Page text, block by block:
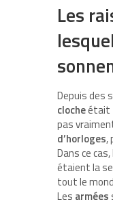
Les
Depuis des
clocheétait
pas
d’horloges,
Dans ce
étaient la
tout le
Les armées